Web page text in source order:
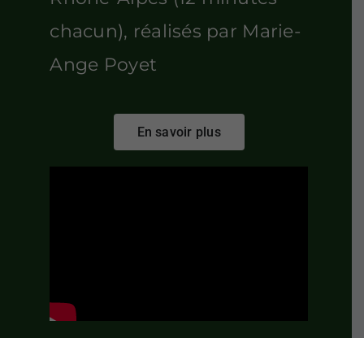
chacun), réalisés par Marie-
Ange Poyet
En savoir plus